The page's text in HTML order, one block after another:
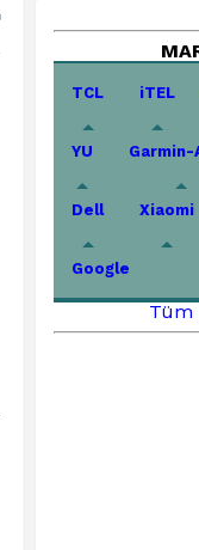
TCL iTEL
YU Garmin-
Dell Xiaomi
Google
Tüm